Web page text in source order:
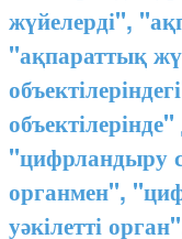
жүйелерді",
"ақпараттық
"цифрландыру
органмен",
уәкілетті